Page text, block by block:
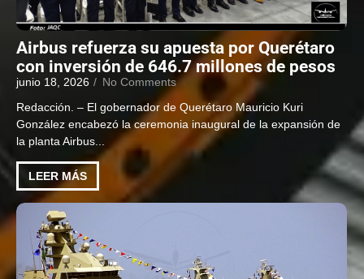
Airbus refuerza su apuesta por Querétaro
con inversión de 646.7 millones de pesos
junio 18, 2026 / No Comments
Redacción. – El gobernador de Querétaro Mauricio Kuri
González encabezó la ceremonia inaugural de la expansión de
la planta Airbus...
LEER MÁS